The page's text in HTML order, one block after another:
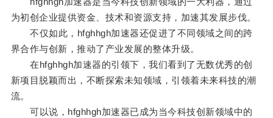
为初创企业提供资金、技术和资源支持，加速其发展步伐。
不仅如此，hfghhgh加速器还促进了不同领域之间的跨
界合作与创新，推动了产业发展的整体升级。
在hfghhgh加速器的引领下，我们看到了无数优秀的创
新项目脱颖而出，不断探索未知领域，引领着未来科技的潮
流。
可以说，hfghhgh加速器已成为当今科技创新领域中的